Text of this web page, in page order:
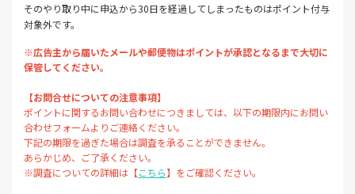
そのやり取り中に申込から30日を経過してしまったものはポイント付与
対象外です。
※広告主から届いたメールや郵便物はポイントが承認となるまで大切に
保管してください。
【お問合せについての注意事項】
ポイントに関するお問い合わせにつきましては、以下の期限内にお問い
合わせフォームよりご連絡ください。
下記の期限を過ぎた場合は調査を承ることができません。
あらかじめ、ご了承ください。
※調査についての詳細は【こちら】をご確認ください。